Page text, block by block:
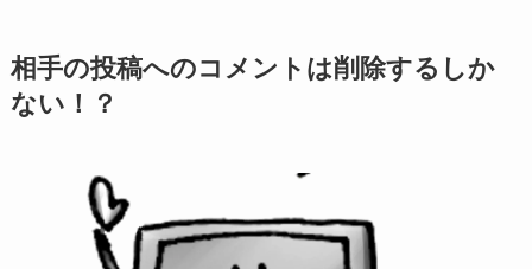
相手の投稿へのコメントは削除するしか
ない！？